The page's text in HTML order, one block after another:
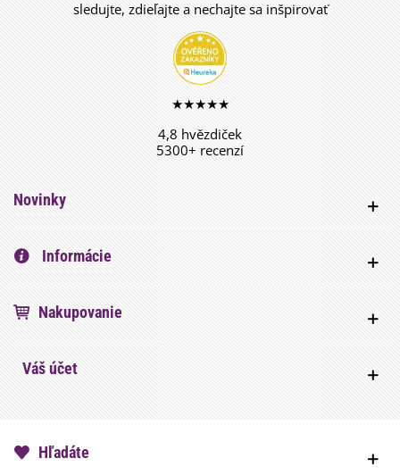
sledujte, zdieľajte a nechajte sa inšpirovať
★★★★★
4,8 hvězdiček
5300+ recenzí
Novinky
Informácie
Nakupovanie
Váš účet
Hľadáte